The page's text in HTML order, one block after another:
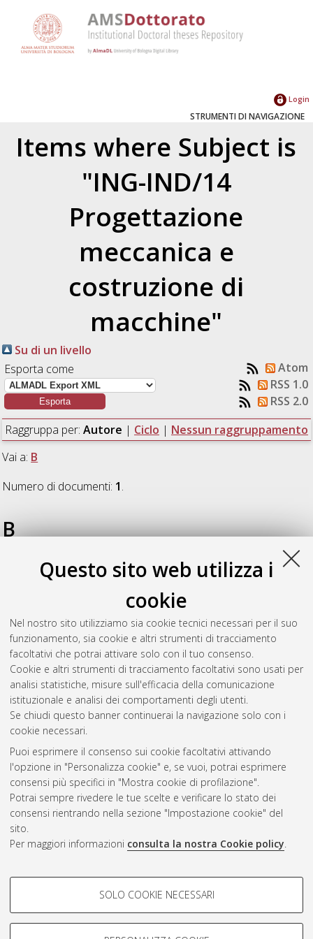
Questo sito web utilizza i
cookie
Nel nostro sito utilizziamo sia cookie tecnici necessari per il suo
funzionamento, sia cookie e altri strumenti di tracciamento
facoltativi che potrai attivare solo con il tuo consenso.
Cookie e altri strumenti di tracciamento facoltativi sono usati per
analisi statistiche, misure sull'efficacia della comunicazione
istituzionale e analisi dei comportamenti degli utenti.
Se chiudi questo banner continuerai la navigazione solo con i
cookie necessari.
Puoi esprimere il consenso sui cookie facoltativi attivando
l'opzione in "Personalizza cookie" e, se vuoi, potrai esprimere
consensi più specifici in "Mostra cookie di profilazione".
Potrai sempre rivedere le tue scelte e verificare lo stato dei
consensi rientrando nella sezione "Impostazione cookie" del
sito.
Per maggiori informazioni consulta la nostra Cookie policy.
COOKIE DI PROFILAZIONE -
Si tratta di cookie utilizzati per analizzare le caratteristiche della
SOLO COOKIE NECESSARI
Login
STRUMENTI DI NAVIGAZIONE
Items where Subject is
"ING-IND/14
Progettazione
meccanica e
costruzione di
macchine"
Su di un livello
Esporta come
Atom
RSS 1.0
RSS 2.0
Raggruppa per: Autore | Ciclo | Nessun raggruppamento
Vai a: B
Numero di documenti: 1.
B
Brugo, Tommaso Maria(2017)Fracture Toughening and Self-
Healing of Composite Laminates by Nanofibrous Mats
, [Dissertation thesis], Alma Mater Studiorum
Università di Bologna. Dottorato di ricerca in
scienze avanzate dell'ingegneria, 29 Ciclo. DOI
10.6092/unibo/amsdottorato/7950.
Questa lista e' stata generata ilSun Aug 9 20:33:57 2026
Atom
Rss 1.0
Rss 2.0
ISSN: 2038-7946
Impostazioni Cookie
Informativa sulla privacy
Condizioni d’uso del sito